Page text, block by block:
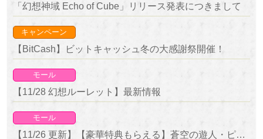
「幻想神域 Echo of Cube」リリース発表につきまして
キャンペーン
【BitCash】ビットキャッシュ冬の大感謝祭開催！
モール
【11/28 幻想ルーレット】最新情報
モール
【11/26 更新】【豪華特典もらえる】蒼空の遊人・ピーターパン 新登場！